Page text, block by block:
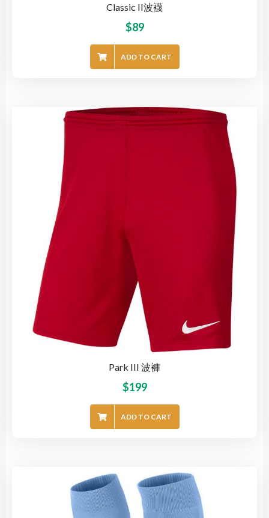
Classic II波襪
$89
ADD TO CART
Park III 波褲
$199
ADD TO CART